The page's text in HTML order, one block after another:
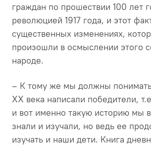
граждан по прошествии 100 лет
революцией 1917 года, и этот
существенных изменениях,
произошли в осмыслении этого
народе.
– К тому же мы должны
XX века написали победители,
и вот именно такую историю мы
знали и изучали, но ведь ее
изучать и наши дети. Книга